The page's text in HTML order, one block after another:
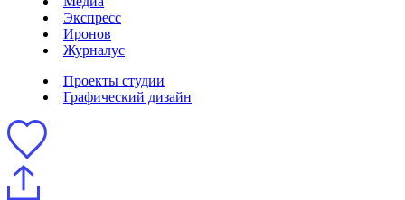
Экспресс
Иронов
Журналус
Проекты студии
Графический дизайн